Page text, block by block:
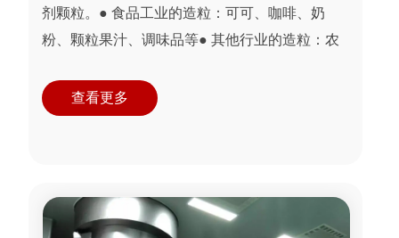
剂颗粒。● 食品工业的造粒：可可、咖啡、奶
粉、颗粒果汁、调味品等● 其他行业的造粒：农
颗粒状湿...
查看更多